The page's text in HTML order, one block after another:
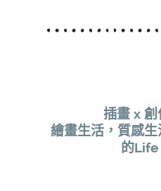
插畫 x
繪畫生活，質感
的